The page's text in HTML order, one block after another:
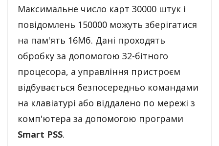
Максимальне число карт 30000 штук і
повідомлень 150000 можуть зберігатися
на пам'ять 16Мб. Дані проходять
обробку за допомогою 32-бітного
процесора, а управління пристроєм
відбувається безпосередньо командами
на клавіатурі або віддалено по мережі з
комп'ютера за допомогою програми
Smart PSS.